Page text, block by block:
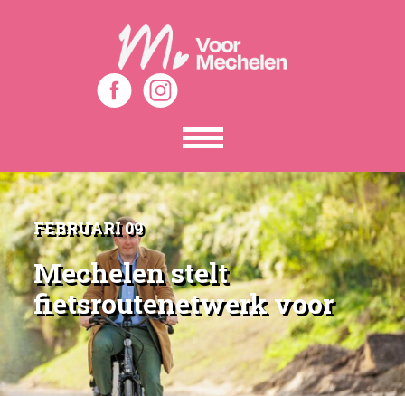
Toon
het
menu
FEBRUARI 09
Mechelen stelt
fietsroutenetwerk voor